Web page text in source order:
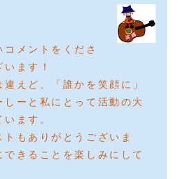
メントをくださ
ます！
えど、「誰かを笑顔に」
しーと私にとって活動の大
ます。
もありがとうございま
きることを楽しみにして